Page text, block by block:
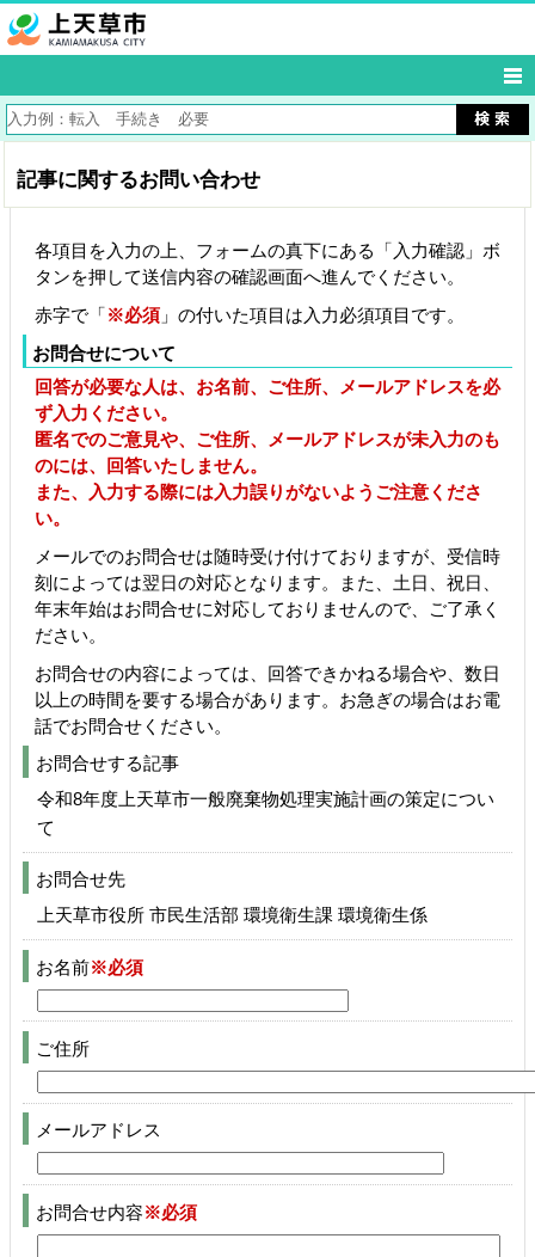
記事に関するお問い合わせ
各項目を入力の上、フォームの真下にある「入力確認」ボ
タンを押して送信内容の確認画面へ進んでください。
赤字で「※必須 」の付いた項目は入力必須項目です。
お問合せについて
回答が必要な人は、お名前、ご住所、メールアドレスを必
ず入力ください。
匿名でのご意見や、ご住所、メールアドレスが未入力のも
のには、回答いたしません。
また、入力する際には入力誤りがないようご注意くださ
い。
メールでのお問合せは随時受け付けておりますが、受信時
刻によっては翌日の対応となります。また、土日、祝日、
年末年始はお問合せに対応しておりませんので、ご了承く
ださい。
お問合せの内容によっては、回答できかねる場合や、数日
以上の時間を要する場合があります。お急ぎの場合はお電
話でお問合せください。
お問合せする記事
令和8年度上天草市一般廃棄物処理実施計画の策定につい
て
お問合せ先
上天草市役所 市民生活部 環境衛生課 環境衛生係
お名前※必須
ご住所
メールアドレス
お問合せ内容※必須